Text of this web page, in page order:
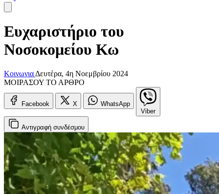
Ευχαριστήριο του
Νοσοκομείου Κω
Κοινωνια Δευτέρα, 4η Νοεμβρίου 2024
ΜΟΙΡΑΣΟΥ ΤΟ ΑΡΘΡΟ
Facebook X
WhatsApp
Viber
Αντιγραφή συνδέσμου